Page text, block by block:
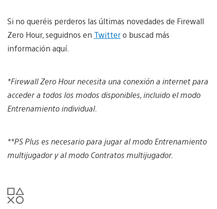
Si no queréis perderos las últimas novedades de Firewall
Zero Hour, seguidnos en Twittero buscad más
información aquí.
*Firewall Zero Hour necesita una conexión a internet para
acceder a todos los modos disponibles, incluido el modo
Entrenamiento individual.
**PS Plus es necesario para jugar al modo Entrenamiento
multijugador y al modo Contratos multijugador.